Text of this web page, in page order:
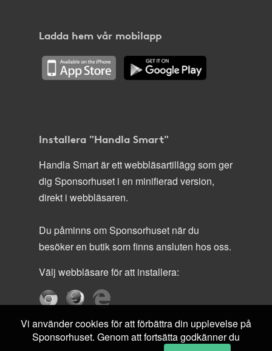
Ladda hem vår mobilapp
Installera "Handla Smart"
Handla Smart är ett webbläsartillägg som ger
dig Sponsorhuset i en minifierad version,
direkt i webbläsaren.
Du påminns om Sponsorhuset när du
besöker en butik som finns ansluten hos oss.
Välj webbläsare för att installera:
Vi använder cookies för att förbättra din upplevelse på
Sponsorhuset. Genom att fortsätta godkänner du